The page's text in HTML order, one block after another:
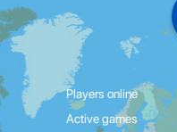
Players online
Active games